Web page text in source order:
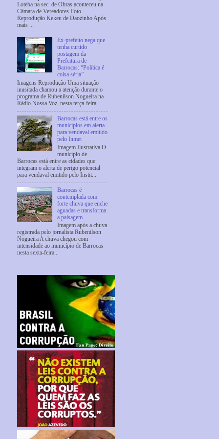
Loteba na sec. de Obras aconteceu na
Câmara de Vereadores Foto
Reprodução Kekeu de Daozinho Após
mais ...
Ex-prefeito nega que
tenha curtido
postagem da
Prefeitura de
Barrocas: “Política é
coisa séria”
Imagens Reprodução Uma situação
inusitada chamou a atenção durante o
programa de Rubenilson Nogueira na
Rádio Nossa Voz, nesta terça-feira ...
Barrocas está entre os
municípios em alerta
para vendaval emitido
pelo Inmet
Imagem Ilustrativa O
município de
Barrocas está entre as cidades que
integram o alerta de perigo potencial
para vendaval emitido pelo Instit...
Barrocas é
contemplada com
forte chuva que enche
aguadas e transforma
a paisagem
Imagem após a chuva
registrada pelo jornalista Rubenilson
Nogueira A chuva chegou com
intensidade ao município de Barrocas
nesta sexta-feira...